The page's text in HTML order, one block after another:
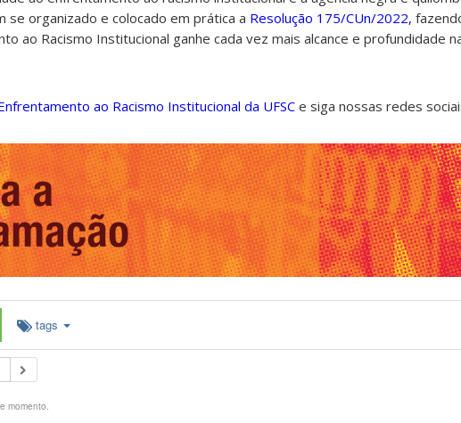
organizado e colocado em prática a Resolução 175/CUn/2022,
ao Racismo Institucional ganhe cada vez mais alcance e profundidade
ao Racismo Institucional da UFSC e siga nossas redes
tags
momento.